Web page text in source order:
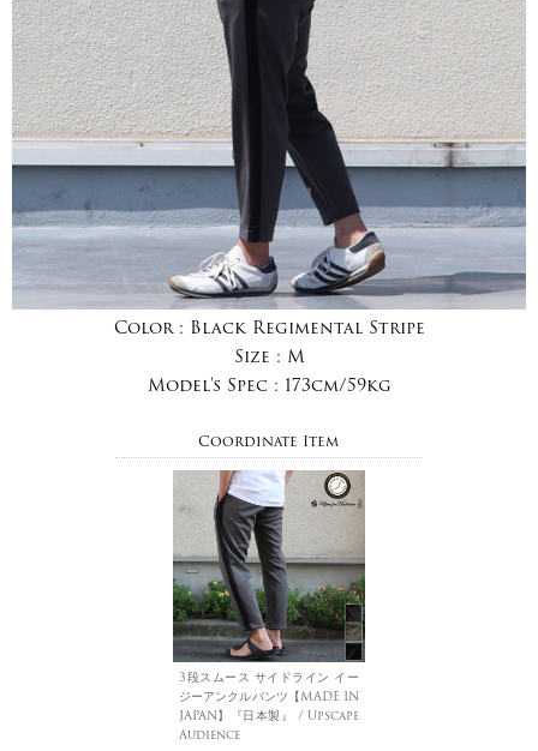
Color : Black Regimental Stripe
Size : M
Model's Spec : 173cm/59kg
Coordinate Item
3段スムース サイドライン イー
ジーアンクルパンツ【MADE IN
JAPAN】『日本製』 / Upscape
Audience